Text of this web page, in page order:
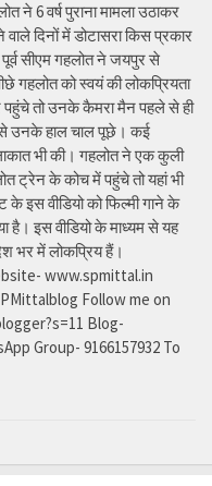
ने 6 वर्ष पुराना मामला उठाकर
दिनों में डोटासरा किस प्रकार
सीएम गहलोत ने जयपुर से
को स्वयं की लोकप्रियता
पहुंचे तो उनके कैमरा मैन पहले से ही
से उनके हाल चाल पूछे। कई
भी की। गहलोत ने एक कुली
ट्रेन के कोच में पहुंचे तो यहां भी
के इस वीडियो को फिल्मी गाने के
है। इस वीडियो के माध्यम से यह
भर में लोकप्रिय हैं।
www.spmittal.in
Follow me on
Blog-
Group- 9166157932 To